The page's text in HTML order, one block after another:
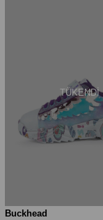
TÜKENDI
Buckhead